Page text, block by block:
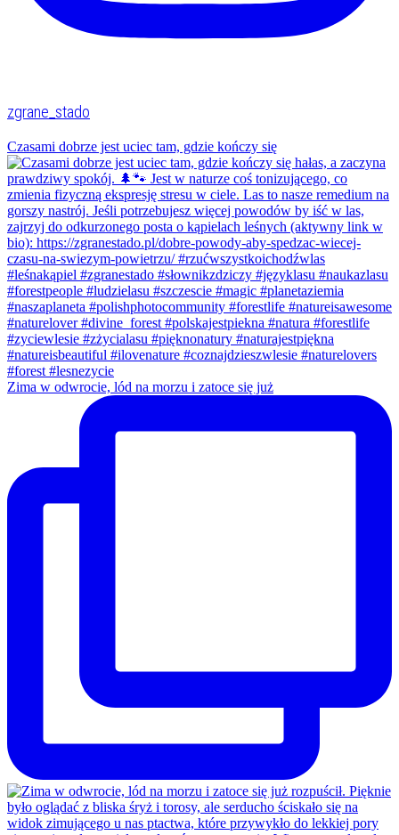
zgrane_stado
Czasami dobrze jest uciec tam, gdzie kończy się
Zima w odwrocie, lód na morzu i zatoce się już